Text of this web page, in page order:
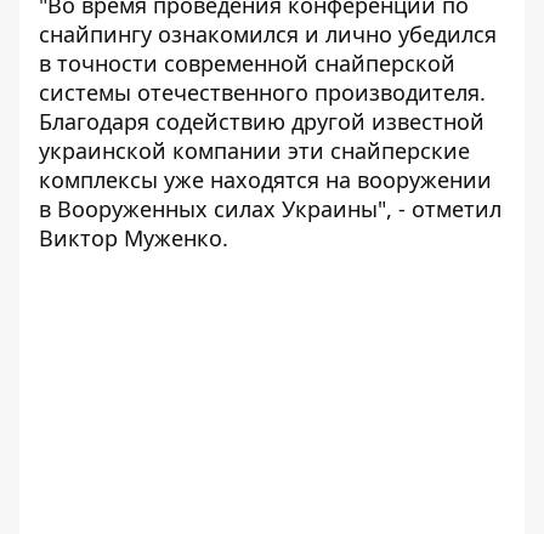
снайпингу ознакомился и лично убедился
в точности современной снайперской
системы отечественного производителя.
Благодаря содействию другой известной
украинской компании эти снайперские
комплексы уже находятся на вооружении
в Вооруженных силах Украины", - отметил
Виктор Муженко.